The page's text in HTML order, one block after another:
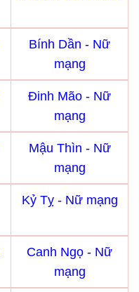
Bính Dần - Nữ
mạng
Đinh Mão - Nữ
mạng
Mậu Thìn - Nữ
mạng
Kỷ Tỵ - Nữ mạng
Canh Ngọ - Nữ
mạng